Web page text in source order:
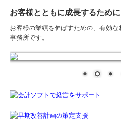
交通案内
セミナー案内
お客様とともに成長するために
お客様の業績を伸ばすための、有効
事務所です。